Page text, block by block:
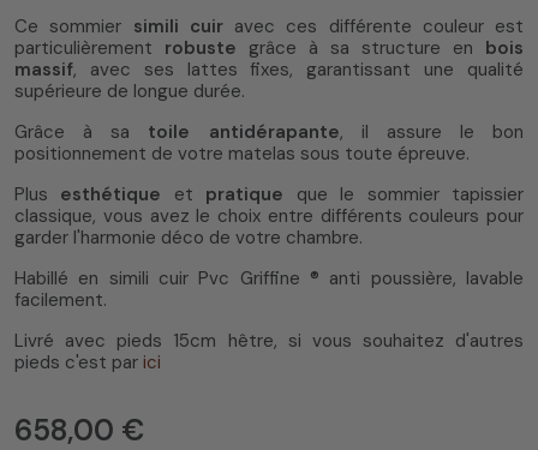
Ce sommier simili cuiravec ces différente couleur est
particulièrement robuste grâce à sa structure en bois
massif, avec ses lattes fixes, garantissant une qualité
supérieure de longue durée.
Grâce à sa toile antidérapante, il assure le bon
positionnement de votre matelas sous toute épreuve.
Plus esthétique et pratique que le sommier tapissier
classique, vous avez le choix entre différents couleurs pour
garder l'harmonie déco de votre chambre.
Habillé en simili cuir Pvc Griffine ® anti poussière, lavable
facilement.
Livré avec pieds 15cm hêtre, si vous souhaitez d'autres
pieds c'est par ici
658,00 €